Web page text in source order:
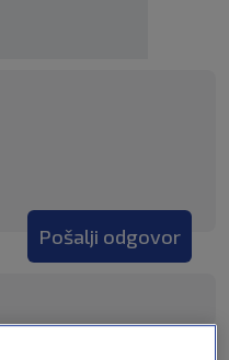
Pošalji odgovor